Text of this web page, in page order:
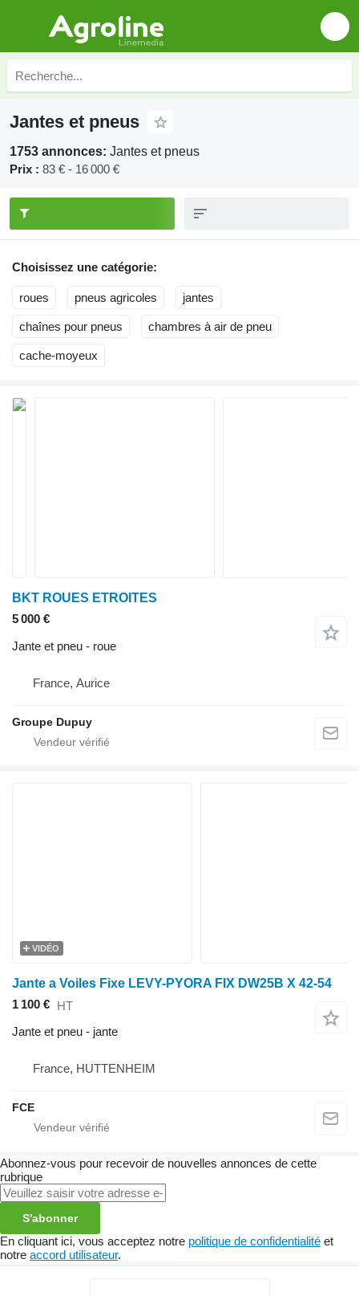
Jantes et pneus
1753 annonces: Jantes et pneus
Prix : 83 € - 16 000 €
Choisissez une catégorie:
roues pneus agricoles jantes
chaînes pour pneus chambres à air de pneu
cache-moyeux
BKT ROUES ETROITES
5 000 €
Jante et pneu - roue
France, Aurice
Groupe Dupuy
VIDÉO
Jante a Voiles Fixe LEVY-PYORA FIX DW25B X 42-54
1 100 € HT
Jante et pneu - jante
France, HUTTENHEIM
FCE
Abonnez-vous pour recevoir de nouvelles annonces de cette
rubrique
S'abonner
En cliquant ici, vous acceptez notre politique de confidentialité et
notre accord utilisateur.